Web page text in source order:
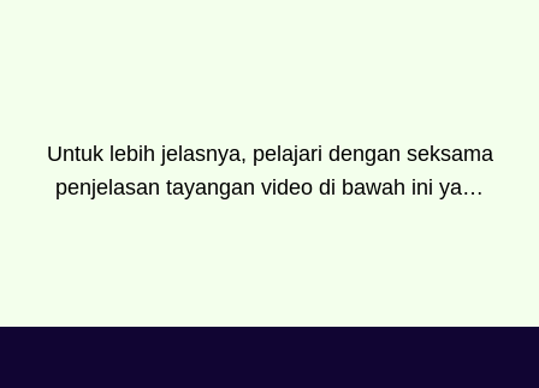
Untuk lebih jelasnya, pelajari dengan seksama
penjelasan tayangan video di bawah ini ya…